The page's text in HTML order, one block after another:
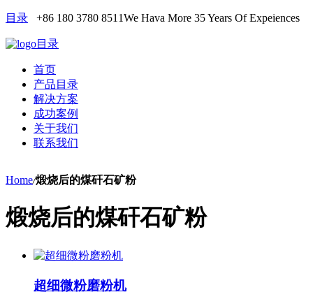
目录 +86 180 3780 8511We Hava More 35 Years Of Expeiences
目录
首页
产品目录
解决方案
成功案例
关于我们
联系我们
Home/煅烧后的煤矸石矿粉
煅烧后的煤矸石矿粉
超细微粉磨粉机